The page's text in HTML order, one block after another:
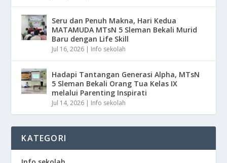
Seru dan Penuh Makna, Hari Kedua
MATAMUDA MTsN 5 Sleman Bekali Murid
Baru dengan Life Skill
Jul 16, 2026 | Info sekolah
Hadapi Tantangan Generasi Alpha, MTsN
5 Sleman Bekali Orang Tua Kelas IX
melalui Parenting Inspirati
Jul 14, 2026 | Info sekolah
KATEGORI